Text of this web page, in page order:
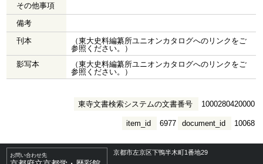
その他事項
備考
刊本
（東大史料編纂所ユニオンカタログへのリンクをご
参照ください。）
影写本
（東大史料編纂所ユニオンカタログへのリンクをご
参照ください。）
東寺文書検索システムの文書番号 1000280420000
document_id 10068
item_id 6977
お問い合わせ先 京都市左京区下鴨半木町1番地29